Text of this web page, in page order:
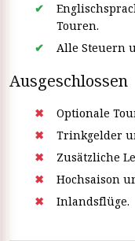
Touren.
Alle Steuern
Ausgeschlossen
Optionale
Trinkgelder
Zusätzliche
Hochsaison
Inlandsflüge.